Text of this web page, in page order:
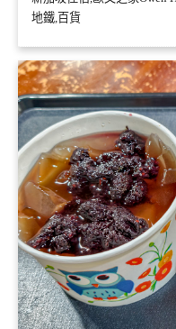
地鐵,百貨